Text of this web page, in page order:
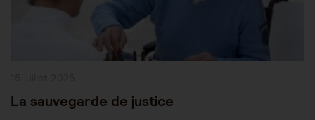
La sauvegarde de justice